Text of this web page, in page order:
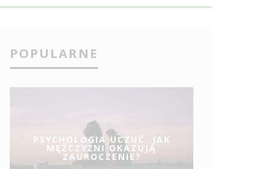
POPULARNE
PSYCHOLOGIA UCZUĆ. JAK
MĘŻCZYŹNI OKAZUJĄ
ZAUROCZENIE?